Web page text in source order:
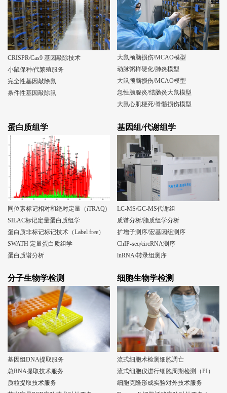
CRISPR/Cas9 基因敲除技术
小鼠保种/代繁殖服务
完全性基因敲除鼠
条件性基因敲除鼠
大鼠颅脑损伤/MCAO模型
动脉粥样硬化/肺炎模型
大鼠颅脑损伤/MCAO模型
急性胰腺炎/结肠炎大鼠模型
大鼠心肌梗死/脊髓损伤模型
蛋白质组学
同位素标记相对和绝对定量（iTRAQ)
SILAC标记定量蛋白质组学
蛋白质非标记标记技术（Label free）
SWATH 定量蛋白质组学
蛋白质谱分析
基因组/代谢组学
LC-MS/GC-MS代谢组
质谱分析/脂质组学分析
扩增子测序/宏基因组测序
ChIP-seq/circRNA测序
lnRNA/转录组测序
分子生物学检测
基因组DNA提取服务
总RNA提取技术服务
质粒提取技术服务
细胞生物学检测
流式细胞术检测细胞凋亡
流式细胞仪进行细胞周期检测（PI）
细胞克隆形成实验对外技术服务